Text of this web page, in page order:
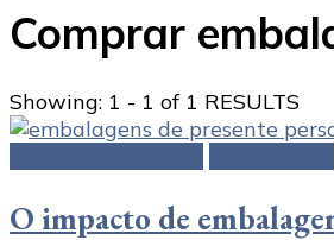
Comprar
Showing: 1 - 1 of 1 RESULTS
O impacto de